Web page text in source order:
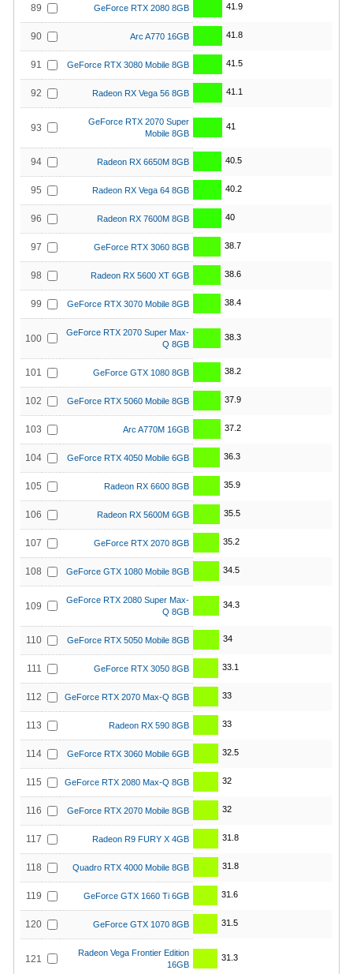
89 GeForce RTX 2080 8GB 41.9
90 Arc A770 16GB 41.8
91 GeForce RTX 3080 Mobile 8GB 41.5
92 Radeon RX Vega 56 8GB 41.1
93
GeForce RTX 2070 Super
Mobile 8GB
41
94 Radeon RX 6650M 8GB 40.5
95 Radeon RX Vega 64 8GB 40.2
96 Radeon RX 7600M 8GB 40
97 GeForce RTX 3060 8GB 38.7
98 Radeon RX 5600 XT 6GB 38.6
99 GeForce RTX 3070 Mobile 8GB 38.4
100
GeForce RTX 2070 Super Max-
Q 8GB
38.3
101 GeForce GTX 1080 8GB 38.2
102 GeForce RTX 5060 Mobile 8GB 37.9
103 Arc A770M 16GB 37.2
104 GeForce RTX 4050 Mobile 6GB 36.3
105 Radeon RX 6600 8GB 35.9
106 Radeon RX 5600M 6GB 35.5
107 GeForce RTX 2070 8GB 35.2
108 GeForce GTX 1080 Mobile 8GB 34.5
109
GeForce RTX 2080 Super Max-
Q 8GB
34.3
110 GeForce RTX 5050 Mobile 8GB 34
111 GeForce RTX 3050 8GB 33.1
112 GeForce RTX 2070 Max-Q 8GB 33
113 Radeon RX 590 8GB 33
114 GeForce RTX 3060 Mobile 6GB 32.5
115 GeForce RTX 2080 Max-Q 8GB 32
116 GeForce RTX 2070 Mobile 8GB 32
117 Radeon R9 FURY X 4GB 31.8
118 Quadro RTX 4000 Mobile 8GB 31.8
119 GeForce GTX 1660 Ti 6GB 31.6
120 GeForce GTX 1070 8GB 31.5
121
Radeon Vega Frontier Edition
16GB
31.3